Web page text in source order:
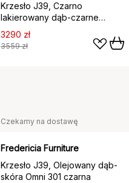
Krzesło J39, Czarno
lakierowany dąb-czarne
płótno
3290 zł
3559 zł
Czekamy na dostawę
Fredericia Furniture
Krzesło J39, Olejowany dąb-
skóra Omni 301 czarna